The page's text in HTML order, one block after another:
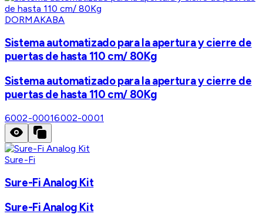
DORMAKABA
Sistema automatizado para la apertura y cierre de
puertas de hasta 110 cm/ 80Kg
Sistema automatizado para la apertura y cierre de
puertas de hasta 110 cm/ 80Kg
6002-00016002-0001
Sure-Fi
Sure-Fi Analog Kit
Sure-Fi Analog Kit